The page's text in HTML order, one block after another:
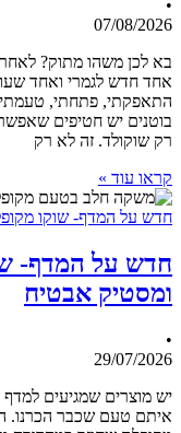
•
07/08/2026
בא לכן משהו מתוק?
אחד חדש לגמרי ואחד
בוטנים יש חטיפים
רק שוקולד. זה לא רק
קראו עוד »
חדש על המדף- שוקו
חדש על המדף-
ומסטיק אבטיח
•
29/07/2026
יש מוצרים שמגיעים
איתם טעם שכבר הכרנו.